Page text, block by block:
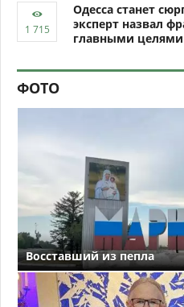
Одесса станет
эксперт назвал
главными целями
ФОТО
Восставший из пепла